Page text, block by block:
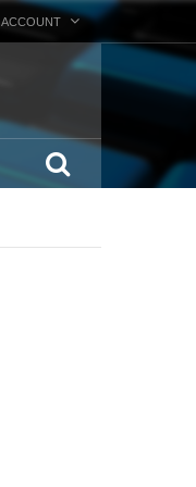
ACCOUNT